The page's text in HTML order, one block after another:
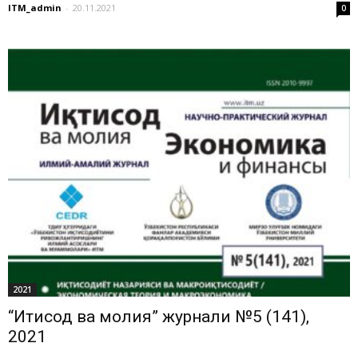
ITM_admin - 20.11.2021 0
2021
“Иқтисод ва молия” журнали №5 (141),
2021